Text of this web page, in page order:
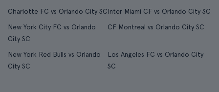
Charlotte FC vs Orlando City SCInter Miami CF vs Orlando City SC
New York City FC vs Orlando
City SC
CF Montreal vs Orlando City SC
New York Red Bulls vs Orlando
City SC
Los Angeles FC vs Orlando City
SC